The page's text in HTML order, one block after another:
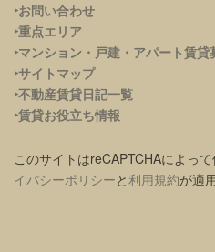
‣お問い合わせ
‣重点エリア
‣マンション・戸建・アパート賃貸
‣サイトマップ
‣不動産賃貸日記一覧
‣賃貸お役立ち情報
このサイトはreCAPTCHAによっ
イバシーポリシーと利用規約が適